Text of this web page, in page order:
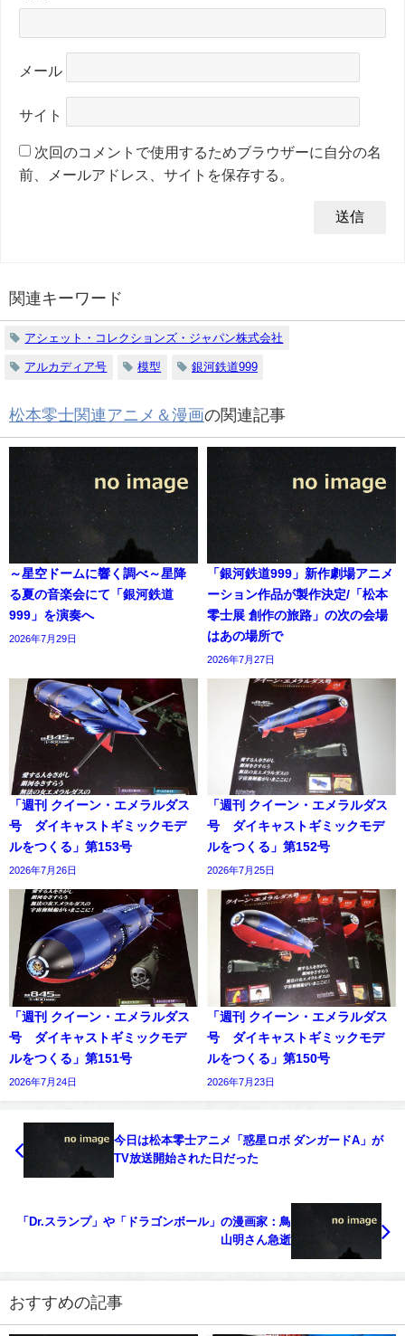
メール
サイト
次回のコメントで使用するためブラウザーに自分の名
前、メールアドレス、サイトを保存する。
関連キーワード
アシェット・コレクションズ・ジャパン株式会社
アルカディア号 模型 銀河鉄道999
松本零士関連アニメ＆漫画の関連記事
～星空ドームに響く調べ～星降
る夏の音楽会にて「銀河鉄道
999」を演奏へ
2026年7月29日
「銀河鉄道999」新作劇場アニメ
ーション作品が製作決定/「松本
零士展 創作の旅路」の次の会場
はあの場所で
2026年7月27日
「週刊 クイーン・エメラルダス
号 ダイキャストギミックモデ
ルをつくる」第153号
2026年7月26日
「週刊 クイーン・エメラルダス
号 ダイキャストギミックモデ
ルをつくる」第152号
2026年7月25日
「週刊 クイーン・エメラルダス
号 ダイキャストギミックモデ
ルをつくる」第151号
2026年7月24日
「週刊 クイーン・エメラルダス
号 ダイキャストギミックモデ
ルをつくる」第150号
2026年7月23日
今日は松本零士アニメ「惑星ロボ ダンガードA」が
TV放送開始された日だった
「Dr.スランプ」や「ドラゴンボール」の漫画家：鳥
山明さん急逝
おすすめの記事